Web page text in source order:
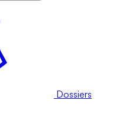
Dossiers